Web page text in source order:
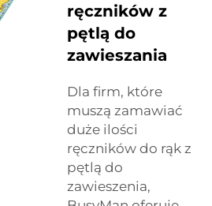
ręczników z
pętlą do
zawieszania
Dla firm, które
muszą zamawiać
duże ilości
ręczników do rąk z
pętlą do
zawieszenia,